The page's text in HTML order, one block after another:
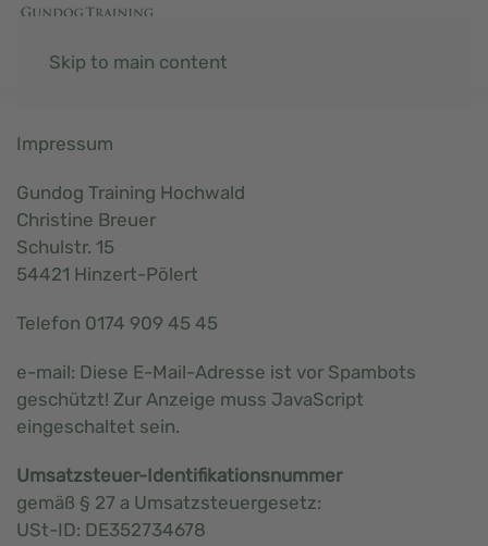
Skip to main content
Impressum
Gundog Training Hochwald
Christine Breuer
Schulstr. 15
54421 Hinzert-Pölert
Telefon 0174 909 45 45
e-mail: Diese E-Mail-Adresse ist vor Spambots
geschützt! Zur Anzeige muss JavaScript
eingeschaltet sein.
Umsatzsteuer-Identifikationsnummer
gemäß § 27 a Umsatzsteuergesetz:
USt-ID: DE352734678